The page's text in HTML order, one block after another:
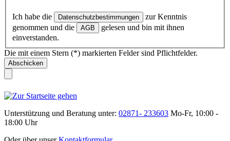
Ich habe die Datenschutzbestimmungen
zur Kenntnis
genommen und die
AGB
gelesen und bin mit ihnen
einverstanden.
Die mit einem Stern (*) markierten Felder sind Pflichtfelder.
Abschicken
Unterstützung und Beratung unter: 02871- 233603 Mo-Fr, 10:00 -
18:00 Uhr